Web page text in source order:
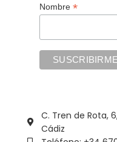
Nombre *
C. Tren de Rota,
Cádiz